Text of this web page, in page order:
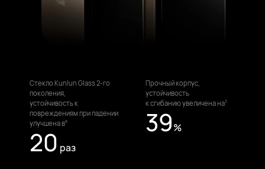
Стекло Kunlun Glass 2-го
поколения,
устойчивость к
повреждениям при падении
улучшена в⁠8
20 раз
Прочный корпус,
устойчивость
к сгибанию увеличена на⁠3
39%